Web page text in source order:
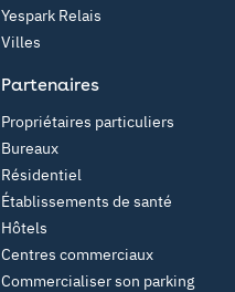
Yespark Relais
Villes
Partenaires
Propriétaires particuliers
Bureaux
Résidentiel
Établissements de santé
Hôtels
Centres commerciaux
Commercialiser son parking